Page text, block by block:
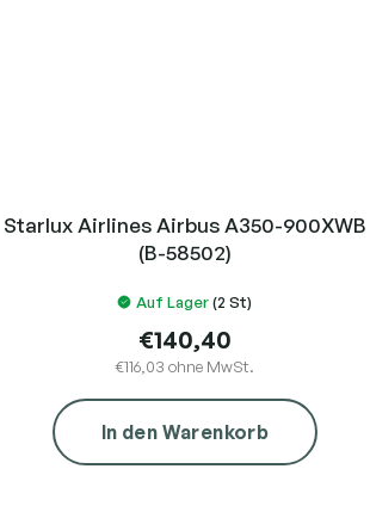
Starlux Airlines Airbus A350-900XWB
(B-58502)
Auf Lager(2 St)
€116,03 ohne MwSt.
€140,40
In den Warenkorb